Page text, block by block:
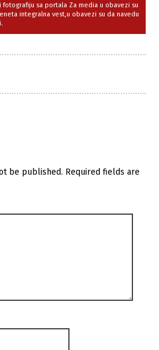
sa portala Za media u obavezi su
integralna vest,u obavezi su da navedu
be published. Required fields are